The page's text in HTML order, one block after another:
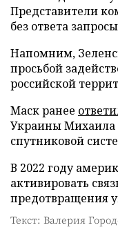
Представители
без ответа
Напомним,
просьбой
российской
Маск ранее
Украины Михаила
спутниковой
В 2022 году
активировать
предотвращения
Текст: Валерия